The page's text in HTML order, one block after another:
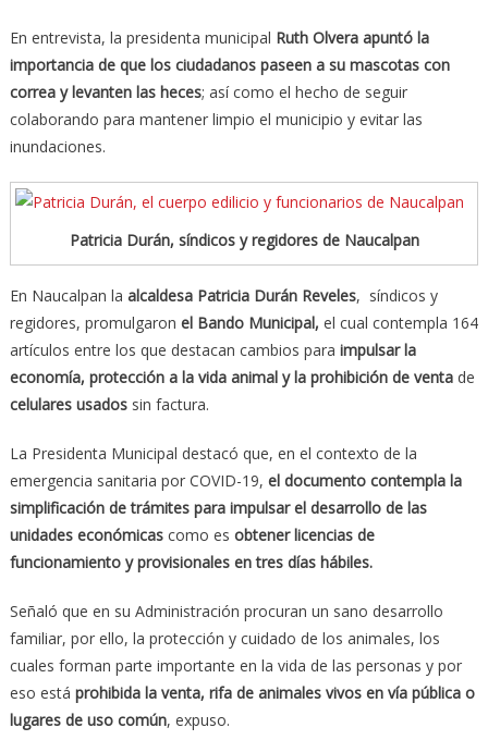
En entrevista, la presidenta municipal Ruth Olvera apuntó la
importancia de que los ciudadanos paseen a su mascotas con
correa y levanten las heces; así como el hecho de seguir
colaborando para mantener limpio el municipio y evitar las
inundaciones.
Patricia Durán, síndicos y regidores de Naucalpan
En Naucalpan la alcaldesa Patricia Durán Reveles, síndicos y
regidores, promulgaron el Bando Municipal, el cual contempla 164
artículos entre los que destacan cambios para impulsar la
economía, protección a la vida animal y la prohibición de ventade
celulares usadossin factura.
La Presidenta Municipal destacó que, en el contexto de la
emergencia sanitaria por COVID-19, el documento contempla la
simplificación de trámites para impulsar el desarrollo de las
unidades económicas como es obtener licencias de
funcionamiento y provisionales en tres días hábiles.
Señaló que en su Administración procuran un sano desarrollo
familiar, por ello, la protección y cuidado de los animales, los
cuales forman parte importante en la vida de las personas y por
eso está prohibida la venta, rifa de animales vivos en vía pública o
lugares de uso común, expuso.